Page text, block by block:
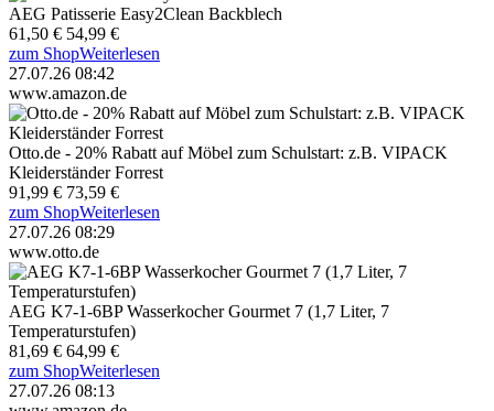
AEG Patisserie Easy2Clean Backblech
61,50 € 54,99 €
zum ShopWeiterlesen
27.07.26 08:42
www.amazon.de
Otto.de - 20% Rabatt auf Möbel zum Schulstart: z.B. VIPACK
Kleiderständer Forrest
91,99 € 73,59 €
zum ShopWeiterlesen
27.07.26 08:29
www.otto.de
AEG K7-1-6BP Wasserkocher Gourmet 7 (1,7 Liter, 7
Temperaturstufen)
81,69 € 64,99 €
zum ShopWeiterlesen
27.07.26 08:13